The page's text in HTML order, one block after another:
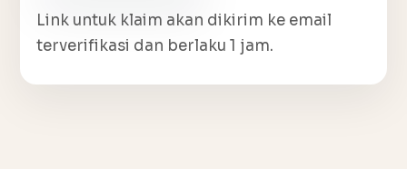
Link untuk klaim akan dikirim ke email
terverifikasi dan berlaku 1 jam.